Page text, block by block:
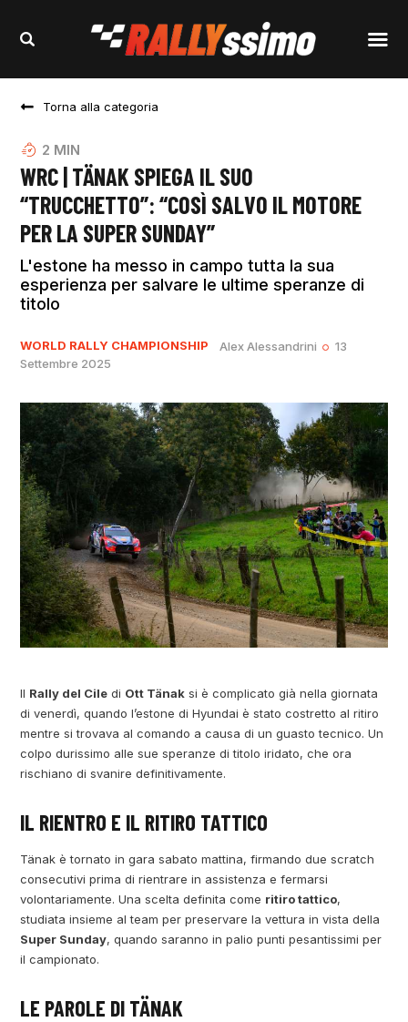
Torna alla categoria
2 MIN
WRC | TÄNAK SPIEGA IL SUO
“TRUCCHETTO”: “COSÌ SALVO IL MOTORE
PER LA SUPER SUNDAY”
L'estone ha messo in campo tutta la sua
esperienza per salvare le ultime speranze di
titolo
WORLD RALLY CHAMPIONSHIP Alex Alessandrini
13
Settembre 2025
Il Rally del Cile di Ott Tänak si è complicato già nella giornata
di venerdì, quando l’estone di Hyundai è stato costretto al ritiro
mentre si trovava al comando a causa di un guasto tecnico. Un
colpo durissimo alle sue speranze di titolo iridato, che ora
rischiano di svanire definitivamente.
IL RIENTRO E IL RITIRO TATTICO
Tänak è tornato in gara sabato mattina, firmando due scratch
consecutivi prima di rientrare in assistenza e fermarsi
volontariamente. Una scelta definita come ritiro tattico,
studiata insieme al team per preservare la vettura in vista della
Super Sunday, quando saranno in palio punti pesantissimi per
il campionato.
LE PAROLE DI TÄNAK